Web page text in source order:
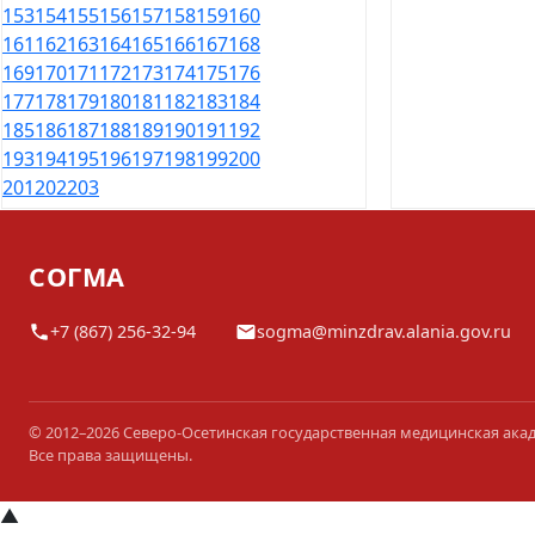
153154155156157158159160
161162163164165166167168
169170171172173174175176
177178179180181182183184
185186187188189190191192
193194195196197198199200
201202203
СОГМА
+7 (867) 256-32-94 sogma@minzdrav.alania.gov.ru
© 2012–2026 Северо-Осетинская государственная медицинская
Все права защищены.
▲